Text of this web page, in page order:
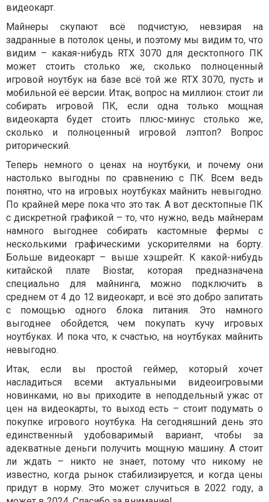
видеокарт.
Майнеры скупают всё подчистую, невзирая на
задранные в потолок цены, и поэтому мы видим то, что
видим – какая-нибудь RTX 3070 для десктопного ПК
может стоить столько же, сколько полноценный
игровой ноутбук на базе всё той же RTX 3070, пусть и
мобильной её версии. Итак, вопрос на миллион: стоит ли
собирать игровой ПК, если одна только мощная
видеокарта будет стоить плюс-минус столько же,
сколько и полноценный игровой лэптоп? Вопрос
риторический.
Теперь немного о ценах на ноутбуки, и почему они
настолько выгодны по сравнению с ПК. Всем ведь
понятно, что на игровых ноутбуках майнить невыгодно.
По крайней мере пока что это так. А вот десктопные ПК
с дискретной графикой – то, что нужно, ведь майнерам
намного выгоднее собирать кастомные фермы с
несколькими графическими ускорителями на борту.
Больше видеокарт – выше хэшрейт. К какой-нибудь
китайской плате Biostar, которая предназначена
специально для майнинга, можно подключить в
среднем от 4 до 12 видеокарт, и всё это добро запитать
с помощью одного блока питания. Это намного
выгоднее обойдется, чем покупать кучу игровых
ноутбуках. И пока что, к счастью, на ноутбуках майнить
невыгодно.
Итак, если вы простой геймер, который хочет
насладиться всеми актуальными видеоигровыми
новинками, но вы приходите в неподдельный ужас от
цен на видеокарты, то выход есть – стоит подумать о
покупке игрового ноутбука. На сегодняшний день это
единственный удобоваримый вариант, чтобы за
адекватные деньги получить мощную машину. А стоит
ли ждать – никто не знает, потому что никому не
известно, когда рынок стабилизируется, и когда цены
придут в норму. Это может случиться в 2022 году, а